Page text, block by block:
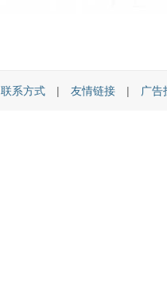
联系方式| 友情链接| 广告